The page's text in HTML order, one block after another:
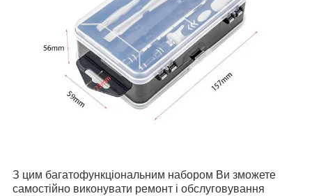
З цим багатофункціональним набором Ви зможете
самостійно виконувати ремонт і обслуговування